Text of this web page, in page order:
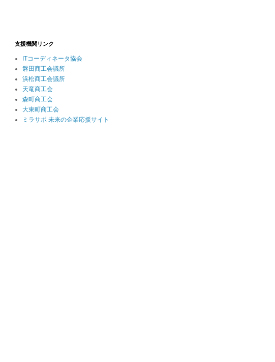
支援機関リンク
ITコーディネータ協会
磐田商工会議所
浜松商工会議所
天竜商工会
森町商工会
大東町商工会
ミラサポ 未来の企業応援サイト